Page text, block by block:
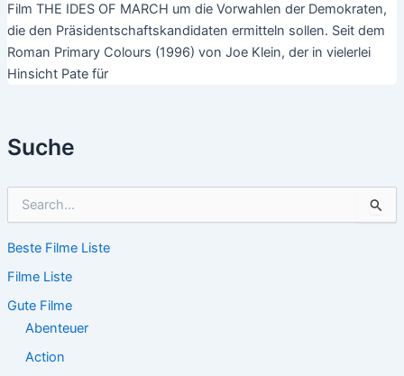
Suche
h
n
n
Beste Filme Liste
Filme Liste
Gute Filme
Abenteuer
Action
Film THE IDES OF MARCH um die Vorwahlen der Demokraten,
die den Präsidentschaftskandidaten ermitteln sollen. Seit dem
Roman Primary Colours (1996) von Joe Klein, der in vielerlei
Hinsicht Pate für